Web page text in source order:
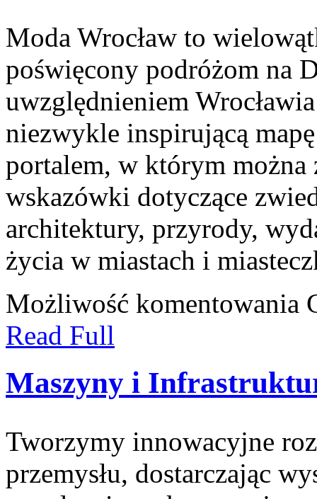
Moda Wrocław to
poświęcony podróżom na
uwzględnieniem
niezwykle inspirującą
portalem, w którym można
wskazówki dotyczące
architektury, przyrody,
życia w miastach i
Możliwość komentowania
Read Full
Maszyny i
Tworzymy innowacyjne
przemysłu, dostarczając